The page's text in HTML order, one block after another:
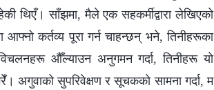
थिएँ। साँझमा, मैले एक सहकर्मीद्वारा लेखिएको
आफ्नो कर्तव्य पूरा गर्न चाहन्छन् भने, तिनीहरूका
औँल्याउन अनुगमन गर्दा, तिनीहरू यो
अगुवाको सुपरिवेक्षण र सूचकको सामना गर्दा, म